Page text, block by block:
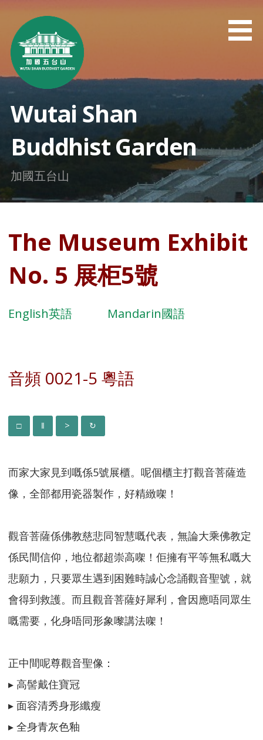
content
Wutai Shan
Buddhist Garden
加國五台山
The Museum Exhibit
No. 5 展柜5號
English英語 Mandarin國語
音頻 0021-5 粵語
而家大家見到嘅係5號展櫃。呢個櫃主打觀音菩薩造
像，全部都用瓷器製作，好精緻㗎！
觀音菩薩係佛教慈悲同智慧嘅代表，無論大乘佛教定
係民間信仰，地位都超崇高㗎！佢擁有平等無私嘅大
悲願力，只要眾生遇到困難時誠心念誦觀音聖號，就
會得到救護。而且觀音菩薩好犀利，會因應唔同眾生
嘅需要，化身唔同形象嚟講法㗎！
正中間呢尊觀音聖像：
▸ 高髻戴住寶冠
▸ 面容清秀身形纖瘦
▸ 全身青灰色釉